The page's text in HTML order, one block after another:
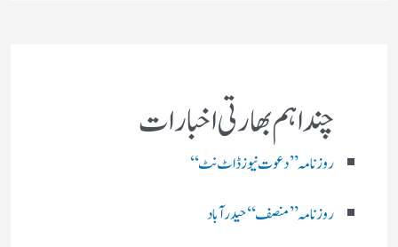
چند اہم بھارتی اخبارات
روز نامہ ’’ دعوت نیوز ڈاٹ نٹ‘‘
روزنامہ ’’ منصف‘‘ حیدر آباد